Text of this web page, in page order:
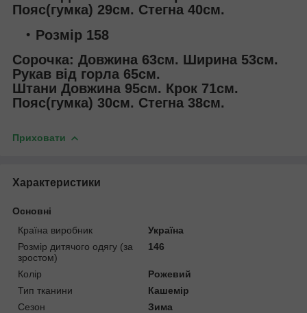
Пояс(гумка) 29см. Стегна 40см.
Розмір 158
Сорочка: Довжина 63см. Ширина 53см.
Рукав від горла 65см.
Штани Довжина 95см. Крок 71см.
Пояс(гумка) 30см. Стегна 38см.
Приховати
Характеристики
Основні
Країна виробник
Україна
Розмір дитячого одягу (за
зростом)
146
Колір
Рожевий
Тип тканини
Кашемір
Сезон
Зима